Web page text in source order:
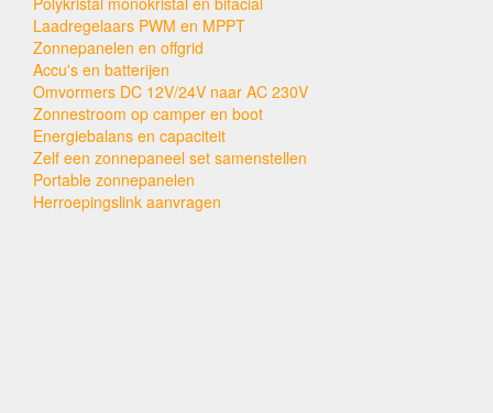
Laadregelaars PWM en MPPT
Zonnepanelen en offgrid
Accu's en batterijen
Omvormers DC 12V/24V naar AC 230V
Zonnestroom op camper en boot
Energiebalans en capaciteit
Zelf een zonnepaneel set samenstellen
Portable zonnepanelen
Herroepingslink aanvragen